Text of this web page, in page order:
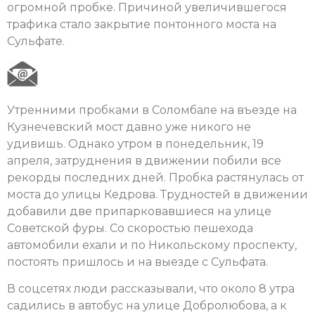
огромной пробке. Причиной увеличившегося
трафика стало закрытие понтонного моста на
Сульфате.
Утренними пробками в Соломбале на въезде на
Кузнечевский мост давно уже никого не
удивишь. Однако утром в понедельник, 19
апреля, затруднения в движении побили все
рекорды последних дней. Пробка растянулась от
моста до улицы Кедрова. Трудностей в движении
добавили две припарковавшиеся на улице
Советской фуры. Со скоростью пешехода
автомобили ехали и по Никольскому проспекту,
постоять пришлось и на выезде с Сульфата.
В соцсетях люди рассказывали, что около 8 утра
садились в автобус на улице Добролюбова, а к